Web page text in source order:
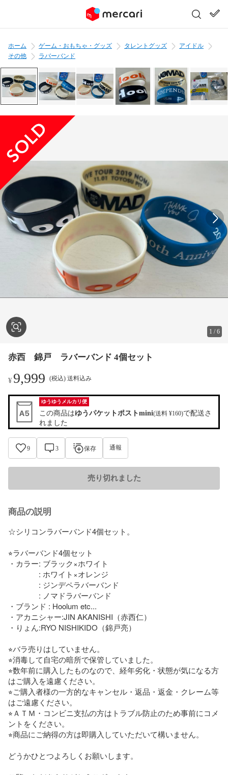
ホーム ゲーム・おもちゃ・グッズ タレントグッズ
アイドル
その他
ラバーバンド
1 /6
赤西 錦戸 ラバーバンド 4個セット
¥9,999 (税込) 送料込み
ゆうゆうメルカリ便
この商品はゆうパケットポストmini(送料 ¥160)で配送さ
れました
9 3 保存 通報
売り切れました
商品の説明
☆シリコンラバーバンド4個セット。
⭐︎ラバーバンド4個セット
・カラー: ブラック×ホワイト
: ホワイト×オレンジ
: ジンデペラバーバンド
: ノマドラバーバンド
・ブランド : Hoolum etc...
・アカニシャー:JIN AKANISHI（赤西仁）
・りょん:RYO NISHIKIDO（錦戸亮）
⭐︎バラ売りはしていません。
⭐︎消毒して自宅の暗所で保管していました。
⭐︎数年前に購入したものなので、経年劣化・状態が気になる方
はご購入を遠慮ください。
⭐︎ご購入者様の一方的なキャンセル・返品・返金・クレーム等
はご遠慮ください。
⭐︎ＡＴＭ・コンビニ支払の方はトラブル防止のため事前にコメ
ントをください。
⭐︎商品にご納得の方は即購入していただいて構いません。
どうかひとつよろしくお願いします。